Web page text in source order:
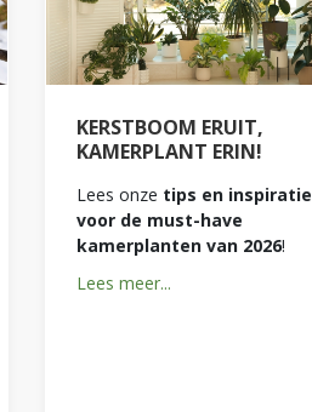
KERSTBOOM ERUIT,
KAMERPLANT ERIN!
Lees onze tips en inspiratie
voor de must-have
kamerplanten van 2026!
Lees meer...